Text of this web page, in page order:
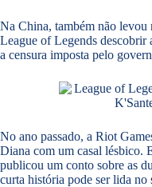
Na China, também não levou
League of Legends descobrir
a censura imposta pelo
No ano passado, a Riot
Diana com um casal lésbico.
publicou um conto sobre as
curta história pode ser lida no